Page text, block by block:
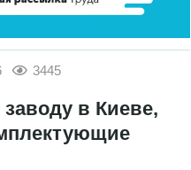
3445
в Киеве,